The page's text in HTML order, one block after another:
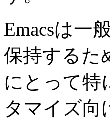
Emacsは一
保持するた
にとって特
タマイズ向